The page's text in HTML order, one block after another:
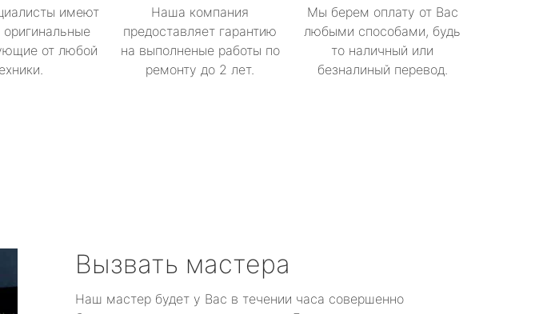
имеют
оригинальные
от любой
Наша компания
предоставляет гарантию
на выполненые работы по
ремонту до 2 лет.
Мы берем оплату от Вас
любыми способами, будь
то наличный или
безналиный перевод.
Вызвать мастера
Наш мастер будет у Вас в течении часа совершенно